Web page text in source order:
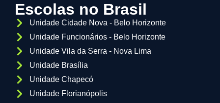
Escolas no Brasil
Unidade Cidade Nova - Belo Horizonte
Unidade Funcionários - Belo Horizonte
Unidade Vila da Serra - Nova Lima
Unidade Brasília
Unidade Chapecó
Unidade Florianópolis